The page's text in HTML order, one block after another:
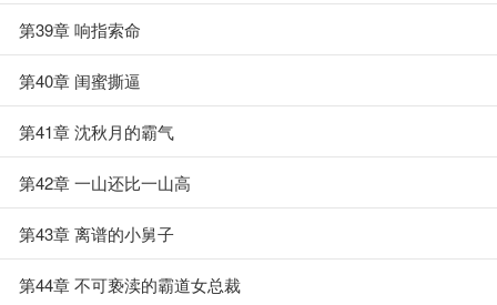
第39章 响指索命
第40章 闺蜜撕逼
第41章 沈秋月的霸气
第42章 一山还比一山高
第43章 离谱的小舅子
第44章 不可亵渎的霸道女总裁